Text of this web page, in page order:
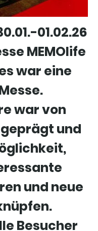
01.02.26
MEMOlife
war eine
war von
und
und neue
Besucher